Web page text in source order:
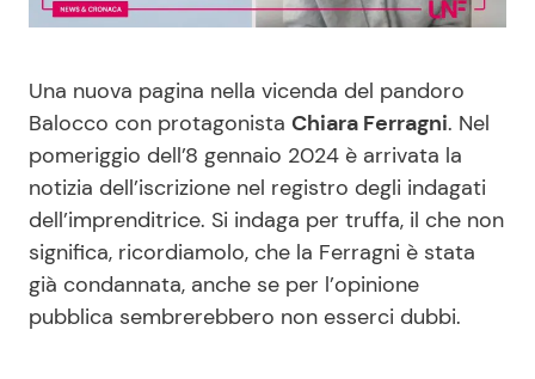
Moda e Style
Mondo Mamma
News benessere
Salute
Viaggi e Turismo
Dolci
Le Ricette in TV
Primi Piatti
Ricette Facili e Veloci
Ricette Feste
Una nuova pagina nella vicenda del pandoro
Balocco con protagonista Chiara Ferragni. Nel
pomeriggio dell’8 gennaio 2024 è arrivata la
notizia dell’iscrizione nel registro degli indagati
dell’imprenditrice. Si indaga per truffa, il che non
significa, ricordiamolo, che la Ferragni è stata
già condannata, anche se per l’opinione
pubblica sembrerebbero non esserci dubbi.